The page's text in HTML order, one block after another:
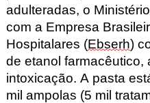
adulteradas, o
com a Empresa
Hospitalares (Ebserh)
de etanol farmacêutico,
intoxicação. A pasta
mil ampolas (5 mil